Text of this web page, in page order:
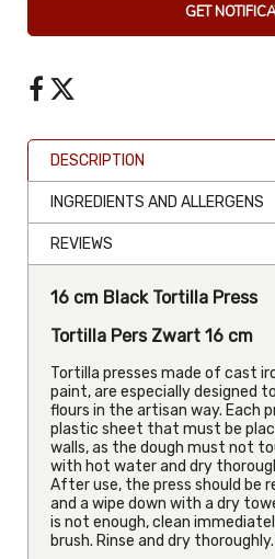
GET
DESCRIPTION
INGREDIENTS AND ALLERGENS
REVIEWS
16 cm Black Tortilla Press
Tortilla Pers Zwart 16 cm
Tortilla presses made of cast
paint, are especially designed
flours in the artisan way. Each
plastic sheet that must be
walls, as the dough must not
with hot water and dry
After use, the press should be
and a wipe down with a dry
is not enough, clean
brush. Rinse and dry thoroughly.